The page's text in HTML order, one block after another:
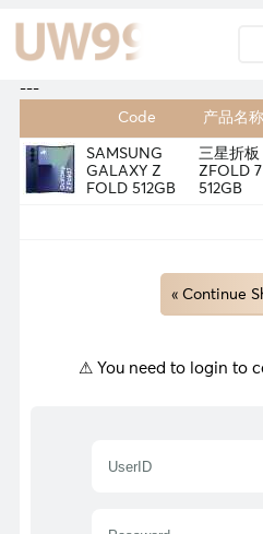
---
Code 产品名称
SAMSUNG
GALAXY Z
FOLD 512GB
三星折板
ZFOLD 7
512GB
« Continue
⚠ You need to login to